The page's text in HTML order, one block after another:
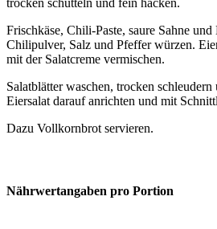
Frischkäse, Chili-Paste, saure Sahne
Chilipulver, Salz und Pfeffer würzen.
mit der Salatcreme vermischen.
Salatblätter waschen, trocken
Eiersalat darauf anrichten und mit
Dazu Vollkornbrot servieren.
Nährwertangaben pro Portion